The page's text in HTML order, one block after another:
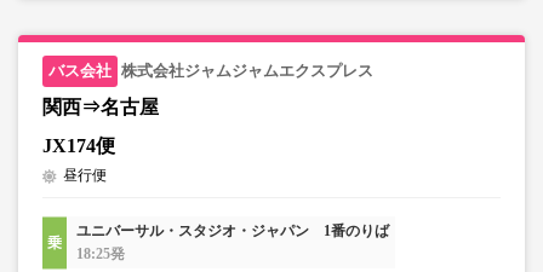
株式会社ジャムジャムエクスプレス
関西⇒名古屋
JX174便
昼行便
ユニバーサル・スタジオ・ジャパン 1番のりば
18:25発